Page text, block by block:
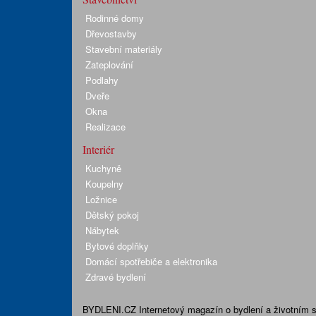
Rodinné domy
Dřevostavby
Stavební materiály
Zateplování
Podlahy
Dveře
Okna
Realizace
Interiér
Kuchyně
Koupelny
Ložnice
Dětský pokoj
Nábytek
Bytové doplňky
Domácí spotřebiče a elektronika
Zdravé bydlení
BYDLENI.CZ Internetový magazín o bydlení a životním